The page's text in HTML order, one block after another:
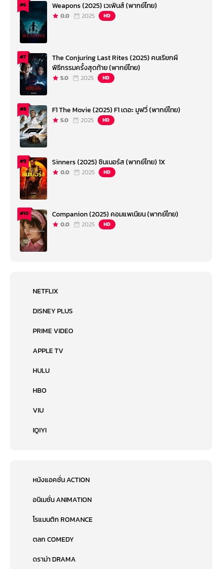
#6 Weapons (2025) เวเพินส์ (พากย์ไทย)
0.0 2025 HD
#7
The Conjuring Last Rites (2025) คนเรียกผี
พิธีกรรมครั้งสุดท้าย (พากย์ไทย)
5.0 2025 HD
#8 F1 The Movie (2025) F1 เดอะ มูฟวี่ (พากย์ไทย)
5.0 2025 HD
#9 Sinners (2025) ซินเนอร์ส (พากย์ไทย) 1X
0.0 2025 HD
#10 Companion (2025) คอมแพเนียน (พากย์ไทย)
0.0 2025 HD
NETFLIX
DISNEY PLUS
PRIME VIDEO
APPLE TV
HULU
HBO
VIU
IQIYI
หนังแอคชั่น ACTION
อนิเมชั่น ANIMATION
โรแมนติก ROMANCE
ตลก COMEDY
ดราม่า DRAMA